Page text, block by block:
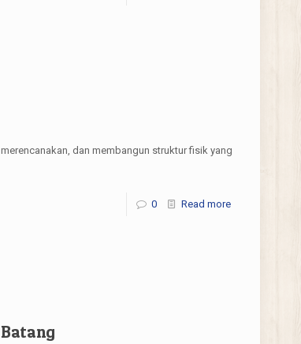
dan membangun struktur fisik yang
0 Read more